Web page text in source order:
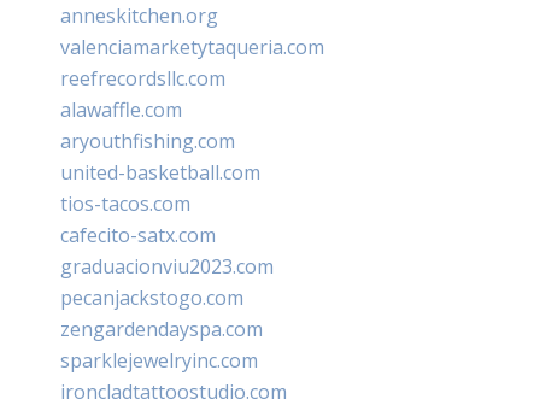
anneskitchen.org
valenciamarketytaqueria.com
reefrecordsllc.com
alawaffle.com
aryouthfishing.com
united-basketball.com
tios-tacos.com
cafecito-satx.com
graduacionviu2023.com
pecanjackstogo.com
zengardendayspa.com
sparklejewelryinc.com
ironcladtattoostudio.com